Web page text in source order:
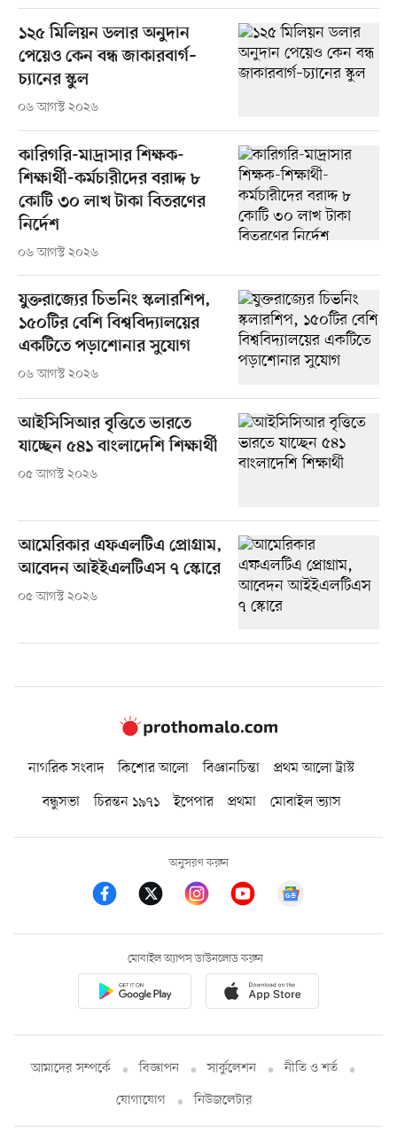
১২৫ মিলিয়ন ডলার অনুদান
পেয়েও কেন বন্ধ জাকারবার্গ–
চ্যানের স্কুল
০৬ আগস্ট ২০২৬
কারিগরি-মাদ্রাসার শিক্ষক-
শিক্ষার্থী-কর্মচারীদের বরাদ্দ ৮
কোটি ৩০ লাখ টাকা বিতরণের
নির্দেশ
০৬ আগস্ট ২০২৬
যুক্তরাজ্যের চিভনিং স্কলারশিপ,
১৫০টির বেশি বিশ্ববিদ্যালয়ের
একটিতে পড়াশোনার সুযোগ
০৬ আগস্ট ২০২৬
আইসিসিআর বৃত্তিতে ভারতে
যাচ্ছেন ৫৪১ বাংলাদেশি শিক্ষার্থী
০৫ আগস্ট ২০২৬
আমেরিকার এফএলটিএ প্রোগ্রাম,
আবেদন আইইএলটিএস ৭ স্কোরে
০৫ আগস্ট ২০২৬
নাগরিক সংবাদ কিশোর আলো বিজ্ঞানচিন্তা
প্রথম আলো ট্রাস্ট
বন্ধুসভা
চিরন্তন ১৯৭১ ইপেপার প্রথমা মোবাইল ভ্যাস
অনুসরণ করুন
মোবাইল অ্যাপস ডাউনলোড করুন
আমাদের সম্পর্কে বিজ্ঞাপন সার্কুলেশন
নীতি ও শর্ত
যোগাযোগ
নিউজলেটার